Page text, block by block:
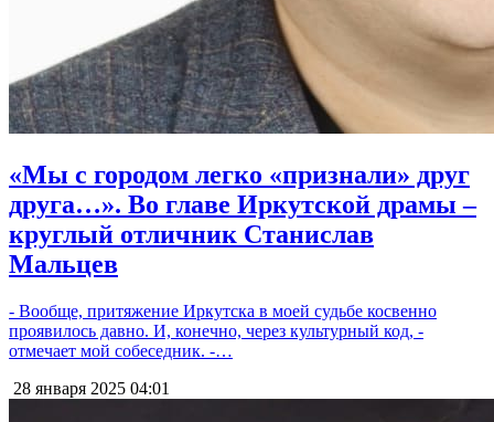
«Мы с городом легко «признали» друг
друга…». Во главе Иркутской драмы –
круглый отличник Станислав
Мальцев
- Вообще, притяжение Иркутска в моей судьбе косвенно
проявилось давно. И, конечно, через культурный код, -
отмечает мой собеседник. -…
28 января 2025 04:01